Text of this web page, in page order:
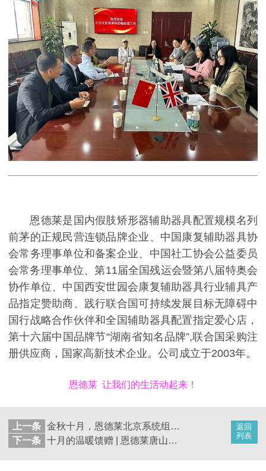
恩德莱是国内假肢矫形器辅助器具配置规模名列
前茅的正规民营连锁品牌企业、中国康复辅助器具协
会常务理事单位和备案企业、中国社工协会公益委员
会常务理事单位、第11届全国残运会暨第八届特奥会
协作单位、中国西安世园会康复辅助器具行业辅具产
品指定赞助商、践行联合国可持续发展目标无障碍中
国行战略合作伙伴和全国辅助器具配置指定爱心店，
第十六届中国品牌节“湖南省知名品牌”,联合国采购注
册供应商，国家高新技术企业。公司成立于2003年。
恩德莱 让我们的生活动起来！
返回
列表
上一条
金秋十月，恩德莱北京系统组织开展财务线下学习培训
下一条
十月的温暖馈赠 | 恩德莱唐山爱心店喜获客户墨宝，满含信赖与祝福！